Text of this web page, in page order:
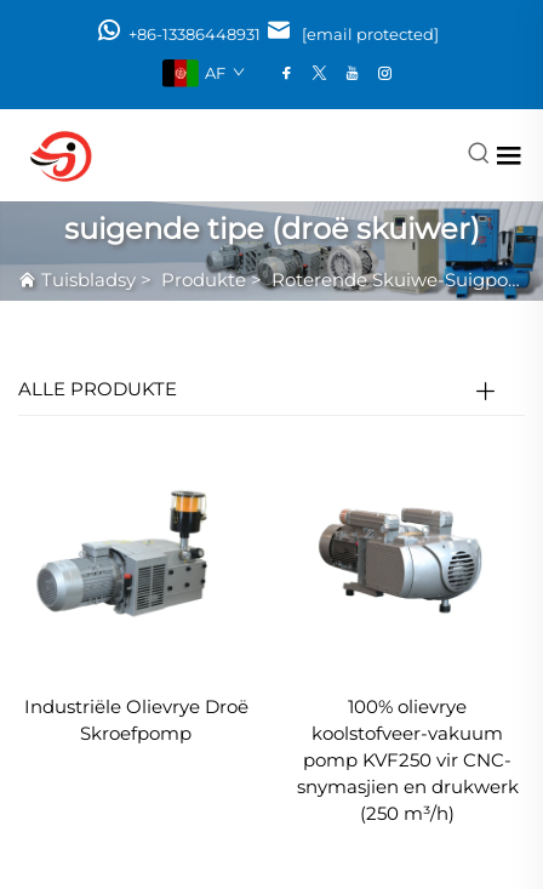
+86-13386448931
[email protected]
AF
suigende tipe (droë skuiwer)
Tuisbladsy > Produkte>Roterende Skuiwe-Suigpomp
ALLE PRODUKTE
Industriële Olievrye Droë
Skroefpomp
100% olievrye
koolstofveer-vakuum
pomp KVF250 vir CNC-
snymasjien en drukwerk
(250 m³/h)